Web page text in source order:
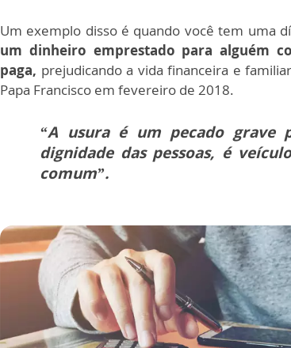
Um exemplo disso é quando você tem uma
um dinheiro emprestado para alguém
paga, prejudicando a vida financeira e
Papa Francisco em fevereiro de 2018.
“A usura é um pecado grave
dignidade das pessoas, é
comum”.